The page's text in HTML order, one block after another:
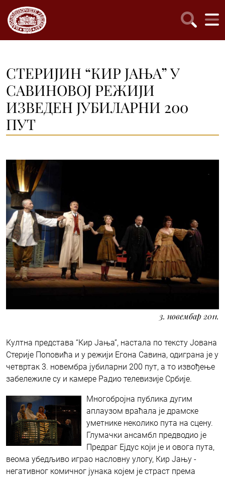
СТЕРИЈИН “КИР ЈАЊА” У
САВИНОВОЈ РЕЖИЈИ
ИЗВЕДЕН ЈУБИЛАРНИ 200
ПУТ
3. новембар 2011.
Култна представа “Кир Јања”, настала по тексту Јована
Стерије Поповића и у режији Егона Савина, одиграна је у
четвртак 3. новембра јубиларни 200 пут, а то извођење
забележиле су и камере Радио телевизије Србије.
Многобројна публика дугим
аплаузом враћала је драмске
уметнике неколико пута на сцену.
Глумачки ансамбл предводио је
Предраг Ејдус који је и овога пута,
веома убедљиво играо насловну улогу, Кир Јању -
негативног комичног јунака којем је страст према